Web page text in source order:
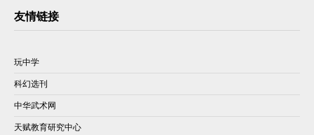
友情链接
玩中学
科幻选刊
中华武术网
天赋教育研究中心